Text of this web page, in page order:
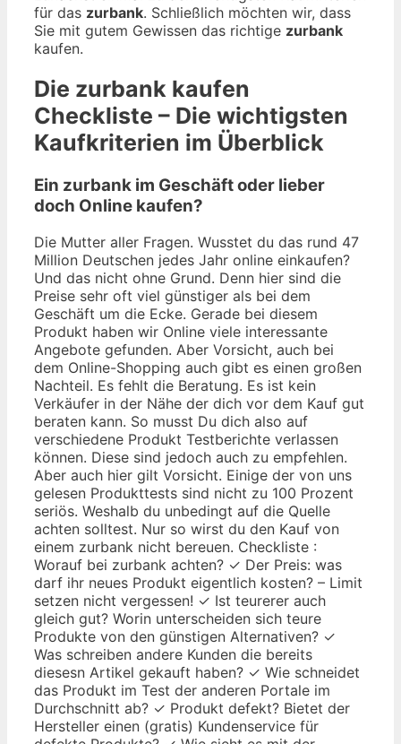
für das zurbank. Schließlich möchten wir, dass
Sie mit gutem Gewissen das richtige zurbank
kaufen.
Die zurbank kaufen
Checkliste – Die wichtigsten
Kaufkriterien im Überblick
Ein zurbank im Geschäft oder lieber
doch Online kaufen?
Die Mutter aller Fragen. Wusstet du das rund 47
Million Deutschen jedes Jahr online einkaufen?
Und das nicht ohne Grund. Denn hier sind die
Preise sehr oft viel günstiger als bei dem
Geschäft um die Ecke. Gerade bei diesem
Produkt haben wir Online viele interessante
Angebote gefunden. Aber Vorsicht, auch bei
dem Online-Shopping auch gibt es einen großen
Nachteil. Es fehlt die Beratung. Es ist kein
Verkäufer in der Nähe der dich vor dem Kauf gut
beraten kann. So musst Du dich also auf
verschiedene Produkt Testberichte verlassen
können. Diese sind jedoch auch zu empfehlen.
Aber auch hier gilt Vorsicht. Einige der von uns
gelesen Produkttests sind nicht zu 100 Prozent
seriös. Weshalb du unbedingt auf die Quelle
achten solltest. Nur so wirst du den Kauf von
einem zurbank nicht bereuen. Checkliste :
Worauf bei zurbank achten? ✓ Der Preis: was
darf ihr neues Produkt eigentlich kosten? – Limit
setzen nicht vergessen! ✓ Ist teurerer auch
gleich gut? Worin unterscheiden sich teure
Produkte von den günstigen Alternativen? ✓
Was schreiben andere Kunden die bereits
diesesn Artikel gekauft haben? ✓ Wie schneidet
das Produkt im Test der anderen Portale im
Durchschnitt ab? ✓ Produkt defekt? Bietet der
Hersteller einen (gratis) Kundenservice für